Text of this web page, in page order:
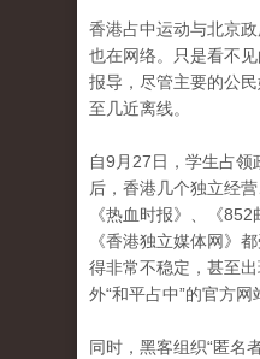
香港占中运动与北京
也在网络。
只是看不
报导，尽管主要的公
至几近离线。
自9月27日，学生占领
后，香​​港几个独立经
《热血时报》、《
《香港独立媒体网》都
得非常不稳定，甚至
外“和平占中”的官方网
同时，黑客组织“匿名